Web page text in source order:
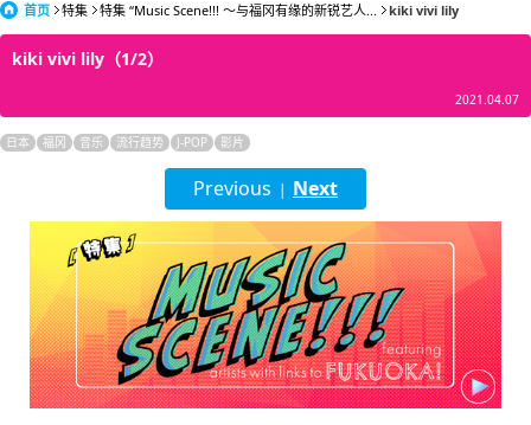
日本語
繁體中文
English
ภาษาไทย
tiéng Viêt
Bahasa Indonesia
首页 特集 特集 “Music Scene!!! 〜与福冈有缘的新锐艺人... kiki vivi lily
kiki vivi lily（1/2）
2021.04.07
日本 福冈 音乐 流行趋势 J-POP 影片
Previous | Next